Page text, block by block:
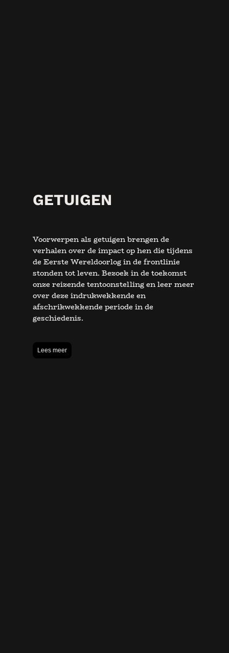
GETUIGEN
Voorwerpen als getuigen brengen de
verhalen over de impact op hen die tijdens
de Eerste Wereldoorlog in de frontlinie
stonden tot leven. Bezoek in de toekomst
onze reizende tentoonstelling en leer meer
over deze indrukwekkende en
afschrikwekkende periode in de
geschiedenis.
Lees meer